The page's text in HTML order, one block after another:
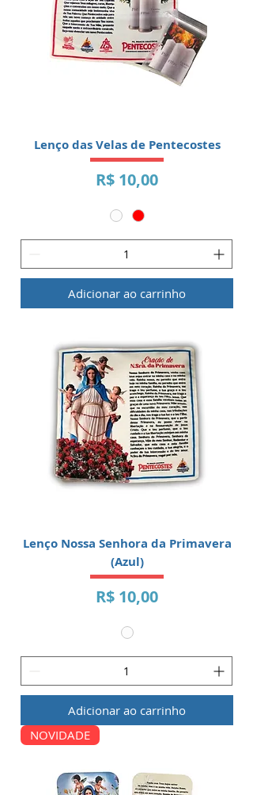
Lenço das Velas de Pentecostes
Preço
R$ 10,00
Adicionar ao carrinho
Lenço Nossa Senhora da Primavera
(Azul)
Preço
R$ 10,00
Adicionar ao carrinho
NOVIDADE